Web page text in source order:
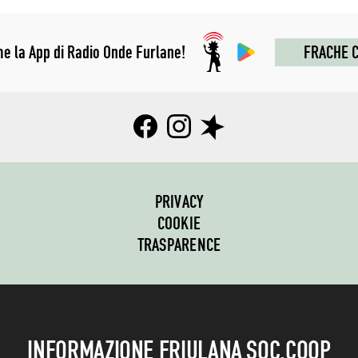
la App di Radio Onde Furlane! FRACHE
PRIVACY
COOKIE
TRASPARENCE
INFORMAZIONE FRIULANA SOC.COOP